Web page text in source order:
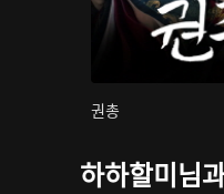
권총
하하할미님